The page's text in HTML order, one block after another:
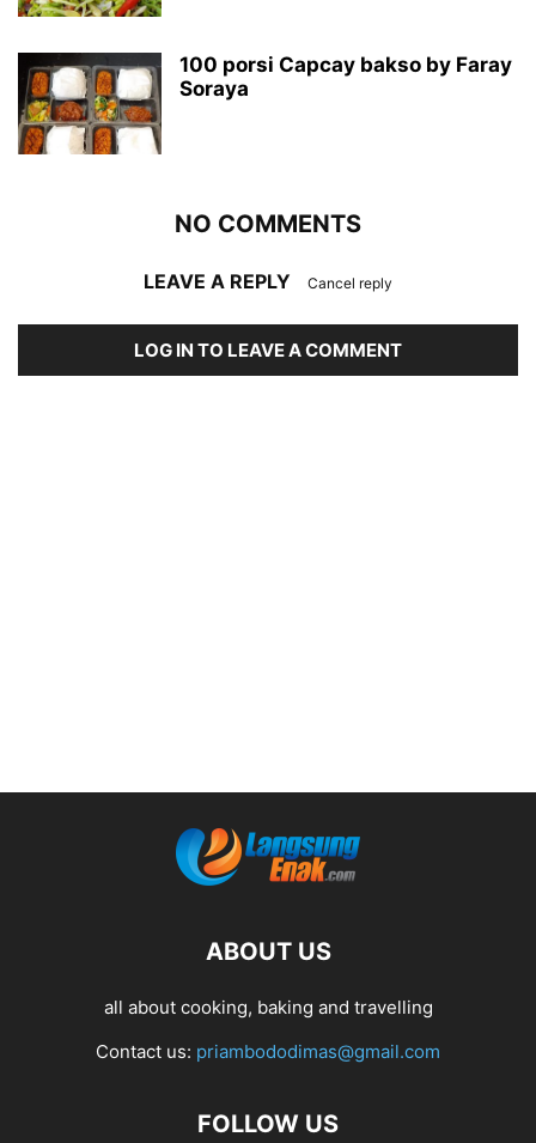
100 porsi Capcay bakso by Faray
Soraya
NO COMMENTS
LEAVE A REPLY Cancel reply
LOG IN TO LEAVE A COMMENT
ABOUT US
all about cooking, baking and travelling
Contact us: priambododimas@gmail.com
FOLLOW US